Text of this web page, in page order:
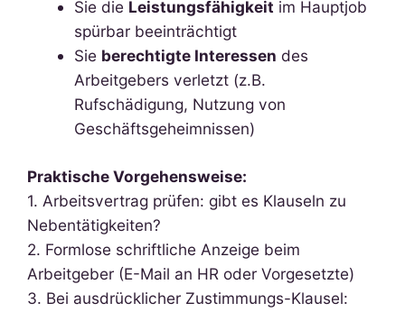
Sie die Leistungsfähigkeit im Hauptjob
spürbar beeinträchtigt
Sie berechtigte Interessen des
Arbeitgebers verletzt (z.B.
Rufschädigung, Nutzung von
Geschäftsgeheimnissen)
Praktische Vorgehensweise:
1. Arbeitsvertrag prüfen: gibt es Klauseln zu
Nebentätigkeiten?
2. Formlose schriftliche Anzeige beim
Arbeitgeber (E-Mail an HR oder Vorgesetzte)
3. Bei ausdrücklicher Zustimmungs-Klausel: